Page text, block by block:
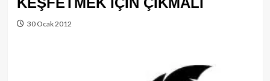
30 Ocak 2012